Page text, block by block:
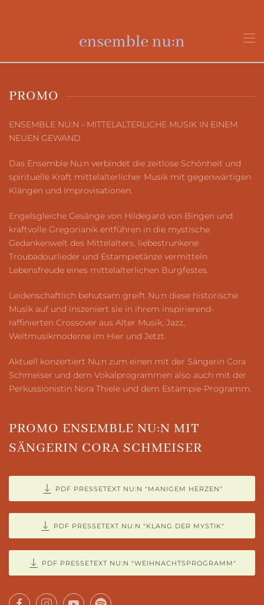
Zum Hauptinhalt springen
PROMO
ENSEMBLE NU:N - MITTELALTERLICHE MUSIK IN EINEM
NEUEN GEWAND
Das Ensemble Nu:n verbindet die zeitlose Schönheit und
spirituelle Kraft mittelalterlicher Musik mit gegenwärtigen
Klängen und Improvisationen.
Engelsgleiche Gesänge von Hildegard von Bingen und
kraftvolle Gregorianik entführen in die mystische
Gedankenwelt des Mittelalters, liebestrunkene
Troubadourlieder und Estampietänze vermitteln
Lebensfreude eines mittelalterlichen Burgfestes.
Leidenschaftlich behutsam greift Nu:n diese historische
Musik auf und inszeniert sie in ihrem inspirierend-
raffinierten Crossover aus Alter Musik, Jazz,
Weltmusikmoderne im Hier und Jetzt.
Aktuell konzertiert Nu:n zum einen mit der Sängerin Cora
Schmeiser und dem Vokalprogrammen also auch mit der
Perkussionistin Nora Thiele und dem Estampie-Programm.
PROMO ENSEMBLE NU:N MIT
SÄNGERIN CORA SCHMEISER
PDF PRESSETEXT NU:N "MANIGEM HERZEN"
PDF PRESSETEXT NU:N "KLANG DER MYSTIK"
PDF PRESSETEXT NU:N "WEIHNACHTSPROGRAMM"